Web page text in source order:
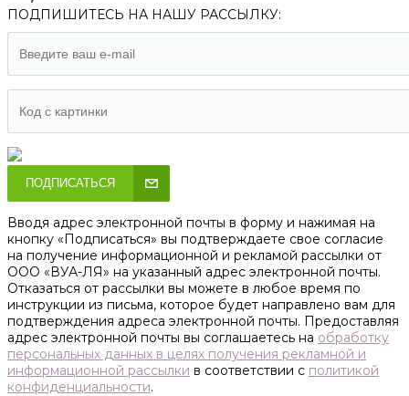
ПОДПИШИТЕСЬ НА НАШУ РАССЫЛКУ:
ПОДПИСАТЬСЯ
Вводя адрес электронной почты в форму и нажимая на
кнопку «Подписаться» вы подтверждаете свое согласие
на получение информационной и рекламой рассылки от
ООО «ВУА-ЛЯ» на указанный адрес электронной почты.
Отказаться от рассылки вы можете в любое время по
инструкции из письма, которое будет направлено вам для
подтверждения адреса электронной почты. Предоставляя
адрес электронной почты вы соглашаетесь на обработку
персональных данных в целях получения рекламной и
информационной рассылки в соответствии с политикой
конфиденциальности.